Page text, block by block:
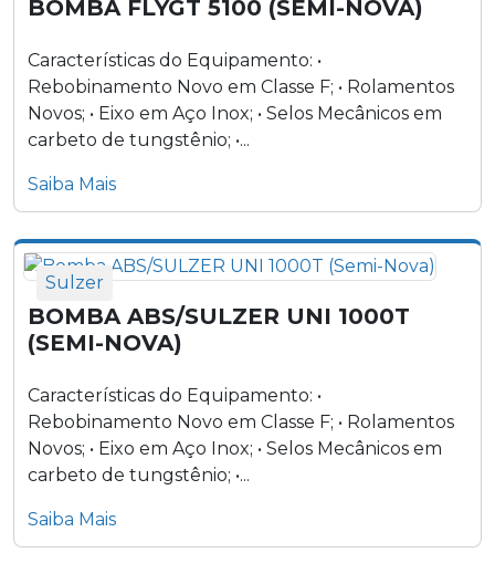
BOMBA FLYGT 5100 (SEMI-NOVA)
Características do Equipamento: •
Rebobinamento Novo em Classe F; • Rolamentos
Novos; • Eixo em Aço Inox; • Selos Mecânicos em
carbeto de tungstênio; •...
Saiba Mais
Sulzer
BOMBA ABS/SULZER UNI 1000T
(SEMI-NOVA)
Características do Equipamento: •
Rebobinamento Novo em Classe F; • Rolamentos
Novos; • Eixo em Aço Inox; • Selos Mecânicos em
carbeto de tungstênio; •...
Saiba Mais